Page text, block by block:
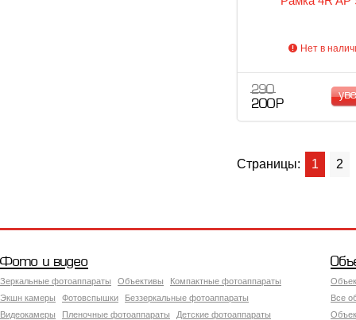
Нет в
290
200 Р
Страницы: 1 2
Фото и видео
Зеркальные фотоаппараты Объективы
Компактные фотоаппараты
Экшн камеры
Фотовспышки
Беззеркальные фотоаппараты
Видеокамеры
Пленочные фотоаппараты
Детские фотоаппараты
Все